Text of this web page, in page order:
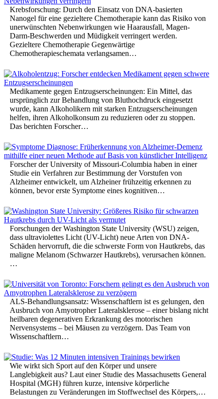
Krebsforschung: Durch den Einsatz von DNA-basierten
Nanogel für eine gezieltere Chemotherapie kann das Risiko von
unerwünschten Nebenwirkungen wie Haarausfall, Magen-
Darm-Beschwerden und Müdigkeit verringert werden.
Gezieltere Chemotherapie Gegenwärtige
Chemotherapieschemata verlangsamen…
Medikamente gegen Entzugserscheinungen: Ein Mittel, das
ursprünglich zur Behandlung von Bluthochdruck eingesetzt
wurde, kann Alkoholikern mit starken Entzugserscheinungen
helfen, ihren Alkoholkonsum zu reduzieren oder zu stoppen.
Das berichten Forscher…
Forscher der University of Missouri-Columbia haben in einer
Studie ein Verfahren zur Bestimmung der Vorstufen von
Alzheimer entwickelt, um Alzheiner frühzeitig erkennen zu
können, bevor erste Symptome eines kognitiven…
Forschungen der Washington State University (WSU) zeigen,
dass ultraviolettes Licht (UV-Licht) neue Arten von DNA-
Schäden hervorruft, die die schwerste Form von Hautkrebs, das
maligne Melanom (Schwarzer Hautkrebs), verursachen können.
…
ALS-Behandlungsansatz: Wissenschaftlern ist es gelungen, den
Ausbruch von Amyotropher Lateralsklerose – einer bislang nicht
heilbaren degenerativen Erkrankung des motorischen
Nervensystems – bei Mäusen zu verzögern. Das Team von
Wissenschaftlern…
Wie wirkt sich Sport auf den Körper und unsere
Langlebigkeit aus? Laut einer Studie des Massachusetts General
Hospital (MGH) führen kurze, intensive körperliche
Belastungen zu Veränderungen im Stoffwechsel des Körpers,…